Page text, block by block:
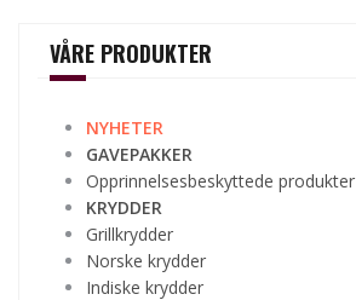
VÅRE PRODUKTER
NYHETER
GAVEPAKKER
Opprinnelsesbeskyttede produkter
KRYDDER
Grillkrydder
Norske krydder
Indiske krydder